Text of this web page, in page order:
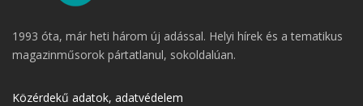
1993 óta, már heti három új adással. Helyi hírek és a tematikus
magazinműsorok pártatlanul, sokoldalúan.
Közérdekű adatok, adatvédelem